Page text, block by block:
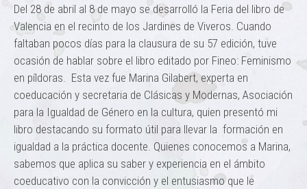
Del 28 de abril al 8 de mayo se desarrolló la Feria del libro de
Valencia en el recinto de los Jardines de Viveros. Cuando
faltaban pocos días para la clausura de su 57 edición, tuve
ocasión de hablar sobre el libro editado por Fineo: Feminismo
en píldoras. Esta vez fue Marina Gilabert, experta en
coeducación y secretaria de Clásicas y Modernas, Asociación
para la Igualdad de Género en la cultura, quien presentó mi
libro destacando su formato útil para llevar la formación en
igualdad a la práctica docente. Quienes conocemos a Marina,
sabemos que aplica su saber y experiencia en el ámbito
coeducativo con la convicción y el entusiasmo que le